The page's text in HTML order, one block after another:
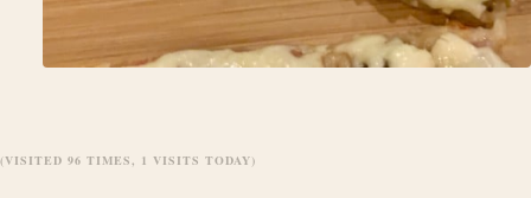
(VISITED 96 TIMES, 1 VISITS TODAY)